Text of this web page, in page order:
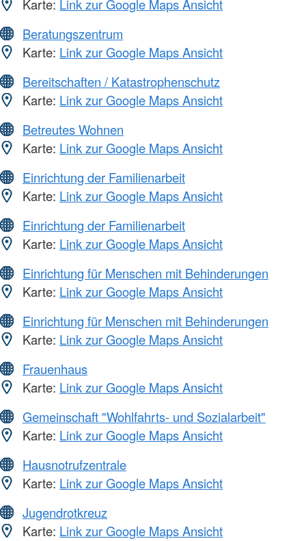
Karte: Link zur Google Maps Ansicht
Beratungszentrum
Karte: Link zur Google Maps Ansicht
Bereitschaften / Katastrophenschutz
Karte: Link zur Google Maps Ansicht
Betreutes Wohnen
Karte: Link zur Google Maps Ansicht
Einrichtung der Familienarbeit
Karte: Link zur Google Maps Ansicht
Einrichtung der Familienarbeit
Karte: Link zur Google Maps Ansicht
Einrichtung für Menschen mit Behinderungen
Karte: Link zur Google Maps Ansicht
Einrichtung für Menschen mit Behinderungen
Karte: Link zur Google Maps Ansicht
Frauenhaus
Karte: Link zur Google Maps Ansicht
Gemeinschaft "Wohlfahrts- und Sozialarbeit"
Karte: Link zur Google Maps Ansicht
Hausnotrufzentrale
Karte: Link zur Google Maps Ansicht
Jugendrotkreuz
Karte: Link zur Google Maps Ansicht